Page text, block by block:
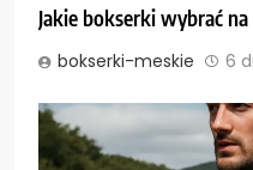
Jakie bokserki wybrać
bokserki-meskie 6